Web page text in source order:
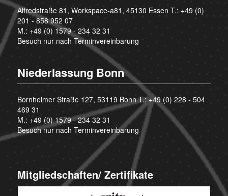
Alfredstraße 81, Workspace-a81, 45130 Essen T.: +49 (0)
201 - 858 952 07
M.: +49 (0) 1579 - 234 32 31
Besuch nur nach Terminvereinbarung
Niederlassung Bonn
Bornheimer Straße 127, 53119 Bonn T.:+49 (0) 228 - 504
469 31
M.: +49 (0) 1579 - 234 32 31
Besuch nur nach Terminvereinbarung
Mitgliedschaften/ Zertifikate